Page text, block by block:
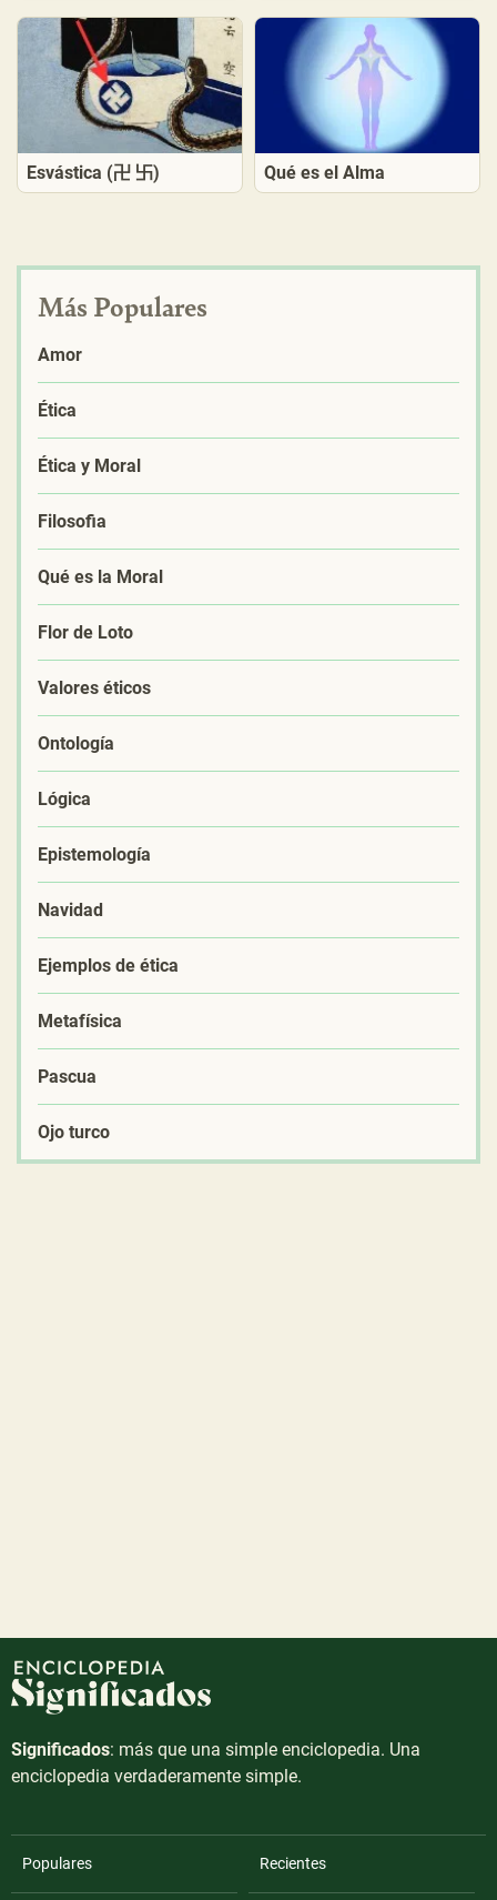
Esvástica (卍 卐) Qué es el Alma
Más Populares
Amor
Ética
Ética y Moral
Filosofia
Qué es la Moral
Flor de Loto
Valores éticos
Ontología
Lógica
Epistemología
Navidad
Ejemplos de ética
Metafísica
Pascua
Ojo turco
Significados: más que una simple enciclopedia. Una
enciclopedia verdaderamente simple.
Populares Recientes